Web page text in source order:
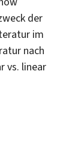
der
im
nach
vs. linear